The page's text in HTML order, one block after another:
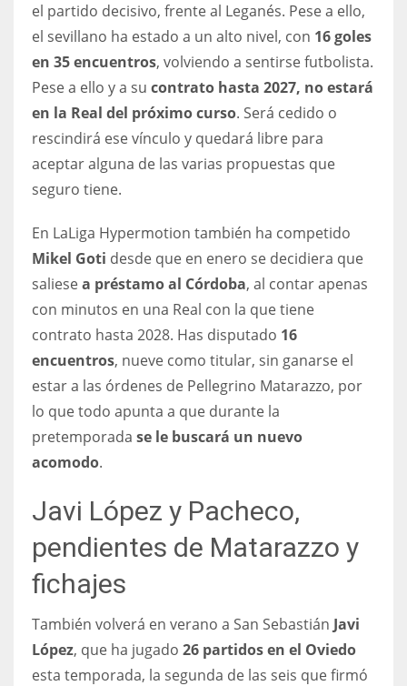
19
17
DAL
22
WSH
26
el partido decisivo, frente al Leganés. Pese a ello,
el sevillano ha estado a un alto nivel, con 16 goles
en 35 encuentros, volviendo a sentirse futbolista.
Pese a ello y a su contrato hasta 2027, no estará
en la Real del próximo curso. Será cedido o
rescindirá ese vínculo y quedará libre para
aceptar alguna de las varias propuestas que
seguro tiene.
En LaLiga Hypermotion también ha competido
Mikel Goti desde que en enero se decidiera que
saliesea préstamo al Córdoba, al contar apenas
con minutos en una Real con la que tiene
contrato hasta 2028. Has disputado 16
encuentros, nueve como titular, sin ganarse el
estar a las órdenes de Pellegrino Matarazzo, por
lo que todo apunta a que durante la
pretemporada se le buscará un nuevo
acomodo.
Javi López y Pacheco,
pendientes de Matarazzo y
fichajes
También volverá en verano a San Sebastián Javi
López, que ha jugado 26 partidos en el Oviedo
esta temporada, la segunda de las seis que firmó